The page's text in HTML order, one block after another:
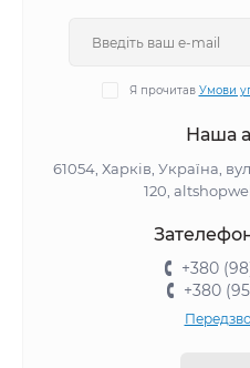
Я прочитав Умови
Наша
61054, Харків, Україна,
120,
+380
+380